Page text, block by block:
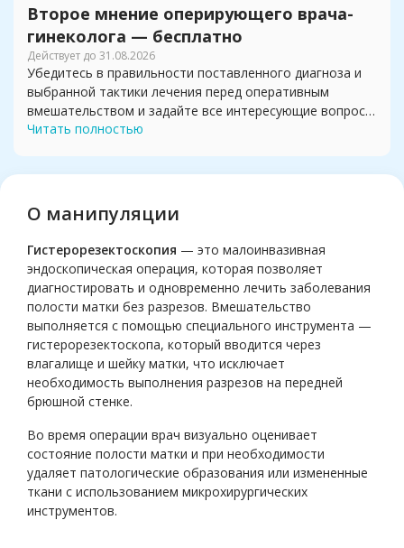
Второе мнение оперирующего врача-
гинеколога — бесплатно
Действует до 31.08.2026
Убедитесь в правильности поставленного диагноза и
выбранной тактики лечения перед оперативным
вмешательством и задайте все интересующие вопросы
о предстоящем лечении
Читать полностью
О манипуляции
Гистерорезектоскопия — это малоинвазивная
эндоскопическая операция, которая позволяет
диагностировать и одновременно лечить заболевания
полости матки без разрезов. Вмешательство
выполняется с помощью специального инструмента —
гистерорезектоскопа, который вводится через
влагалище и шейку матки, что исключает
необходимость выполнения разрезов на передней
брюшной стенке.
Во время операции врач визуально оценивает
состояние полости матки и при необходимости
удаляет патологические образования или измененные
ткани с использованием микрохирургических
инструментов.